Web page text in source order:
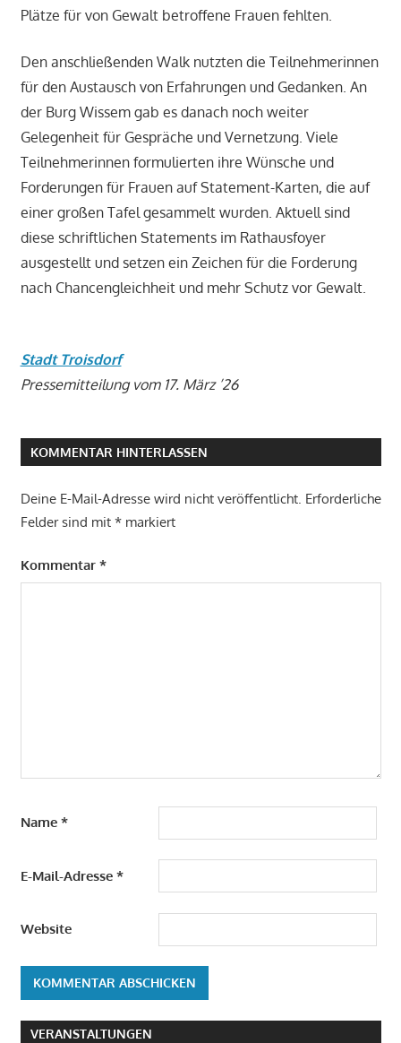
Plätze für von Gewalt betroffene Frauen fehlten.
Den anschließenden Walk nutzten die Teilnehmerinnen
für den Austausch von Erfahrungen und Gedanken. An
der Burg Wissem gab es danach noch weiter
Gelegenheit für Gespräche und Vernetzung. Viele
Teilnehmerinnen formulierten ihre Wünsche und
Forderungen für Frauen auf Statement-Karten, die auf
einer großen Tafel gesammelt wurden. Aktuell sind
diese schriftlichen Statements im Rathausfoyer
ausgestellt und setzen ein Zeichen für die Forderung
nach Chancengleichheit und mehr Schutz vor Gewalt.
Stadt Troisdorf
Pressemitteilung vom 17. März ’26
KOMMENTAR HINTERLASSEN
Deine E-Mail-Adresse wird nicht veröffentlicht. Erforderliche
Felder sind mit *markiert
Kommentar *
Name *
E-Mail-Adresse *
Website
VERANSTALTUNGEN